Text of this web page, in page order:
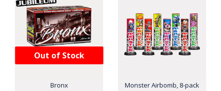
Out of Stock
Bronx Monster Airbomb, 8-pack